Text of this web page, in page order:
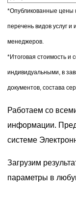
*Опубликованные цены
перечень видов услуг
менеджеров.
*Итоговая стоимость и
индивидуальными, в
документов, состава
Работаем со
информации.
системе
Загрузим
параметры в